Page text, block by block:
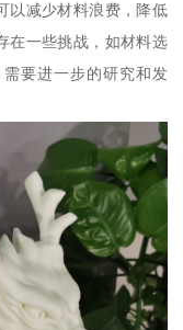
以减少材料浪费，降低
在一些挑战，如材料选
要进一步的研究和发